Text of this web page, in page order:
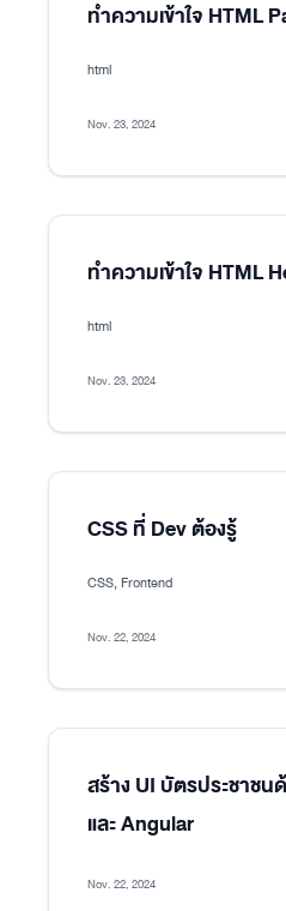
ทำความเข้าใจ HTML
html
Nov. 23, 2024
ทำความเข้าใจ HTML
html
Nov. 23, 2024
CSS ที่ Dev ต้องรู้
CSS, Frontend
Nov. 22, 2024
สร้าง UI บัตรประชาชน
และ Angular
Nov. 22, 2024